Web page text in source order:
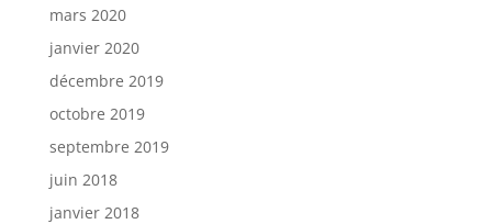
mars 2020
janvier 2020
décembre 2019
octobre 2019
septembre 2019
juin 2018
janvier 2018